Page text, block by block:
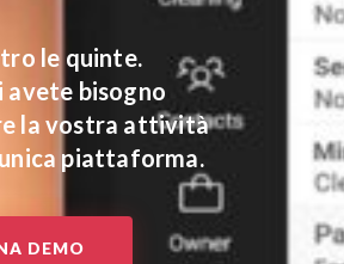
le quinte.
avete bisogno
la vostra attività
piattaforma.
DEMO